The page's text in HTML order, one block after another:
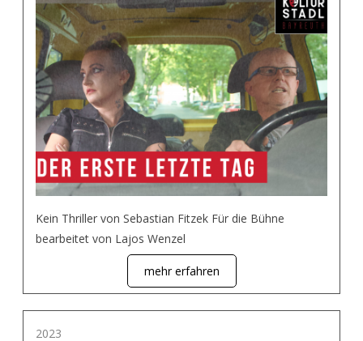
Kein Thriller von Sebastian Fitzek Für die Bühne
bearbeitet von Lajos Wenzel
mehr erfahren
2023